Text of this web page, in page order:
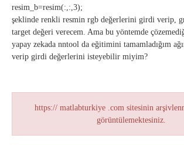
resim_b=resim(:,:,3);
şeklinde renkli resmin rgb değerlerini girdi verip,
target değeri verecem. Ama bu yöntemde
yapay zekada nntool da eğitimini tamamladığım
verip girdi değerlerini isteyebilir miyim?
https:// matlabturkiye .com sitesinin
görüntülemektesiniz.